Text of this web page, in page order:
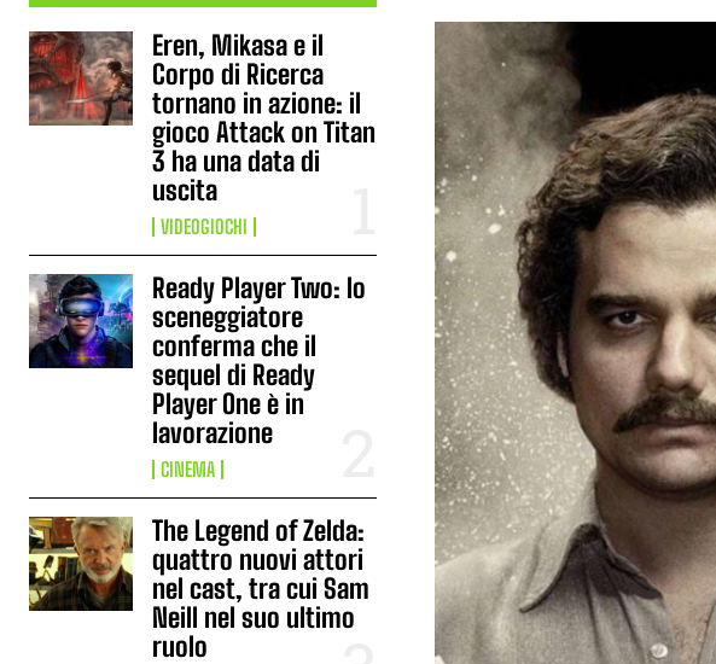
Eren, Mikasa e il
Corpo di Ricerca
tornano in azione: il
gioco Attack on Titan
3 ha una data di
uscita
VIDEOGIOCHI
Ready Player Two: lo
sceneggiatore
conferma che il
sequel di Ready
Player One è in
lavorazione
CINEMA
The Legend of Zelda:
quattro nuovi attori
nel cast, tra cui Sam
Neill nel suo ultimo
ruolo